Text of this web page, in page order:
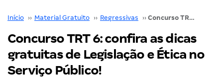
Início ›› Material Gratuito ›› Regressivas ›› Concurso TRT 6: confira as dicas gratuitas de Legislação e Ética no Serviço Público!
Concurso TRT 6: confira as dicas
gratuitas de Legislação e Ética no
Serviço Público!